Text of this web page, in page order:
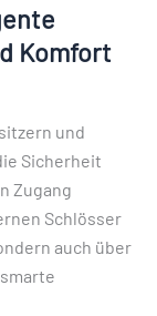
Komfort
und
Sicherheit
Zugang
Schlösser
auch über